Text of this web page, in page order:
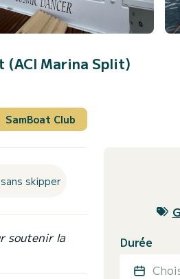
(ACI Marina Split)
SamBoat Club
skipper
soutenir la
Durée